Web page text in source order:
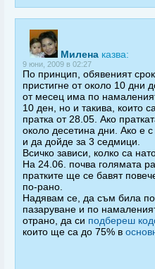
Милена казва:
9 юни, 2009 в 02:27
По принцип, обявеният
пристигне от около 10 дни
от месец има по
10 ден, но и такива, които
пратка от 28.05. Ако
около десетина дни. Ако е
и да дойде за 3 седмици.
Всичко зависи, колко са
На 24.06. почва голямата
пратките ще се бавят
по-рано.
Надявам се, да съм била
пазаруване и по
отрано, да си подбереш
които ще са до 75% в